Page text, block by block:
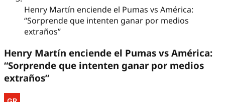
Henry Martín enciende el Pumas vs América:
“Sorprende que intenten ganar por medios
extraños”
Henry Martín enciende el Pumas vs América:
“Sorprende que intenten ganar por medios
extraños”